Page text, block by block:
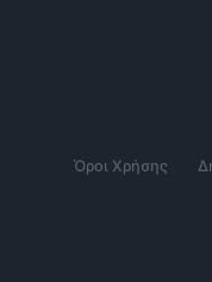
Όροι Χρήσης